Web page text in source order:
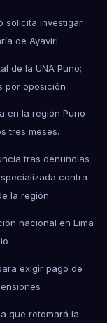
solicita investigar
de Ayaviri
de la UNA Puno;
por oposición
en la región Puno
tres meses.
tras denuncias
contra
la región
nacional en Lima
exigir pago de
que retomará la